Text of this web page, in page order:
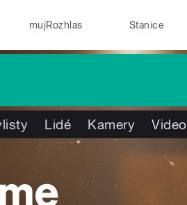
mujRozhlas Stanice
Lidé Kamery Video